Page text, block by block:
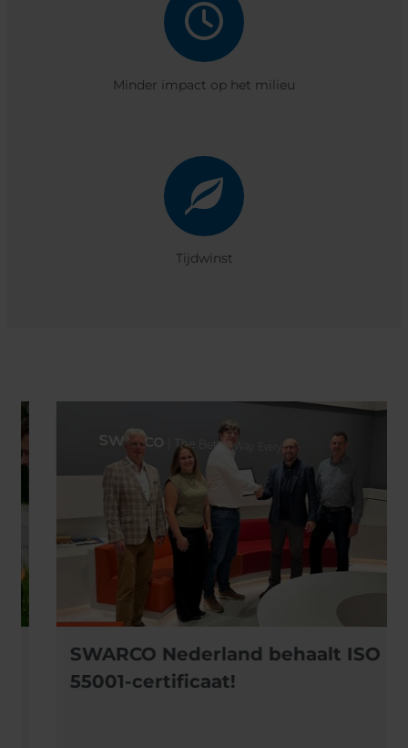
Minder impact op het milieu
Tijdwinst
SWARCO Nederland behaalt ISO
55001-certificaat!